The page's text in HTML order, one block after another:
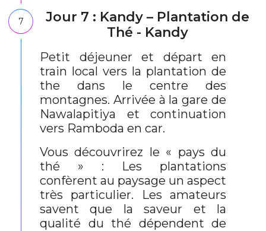
7
Jour 7 : Kandy – Plantation de
Thé - Kandy
Petit déjeuner et départ en
train local vers la plantation de
the dans le centre des
montagnes. Arrivée à la gare de
Nawalapitiya et continuation
vers Ramboda en car.
Vous découvrirez le « pays du
thé » : Les plantations
confèrent au paysage un aspect
très particulier. Les amateurs
savent que la saveur et la
qualité du thé dépendent de